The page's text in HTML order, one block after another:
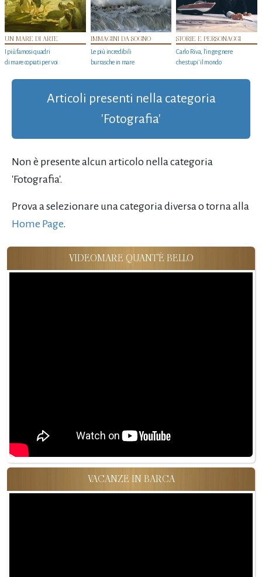
UN MARE DI ARTE
I più famosi quadri
di mare copiati per voi
IMMAGINI DA SOGNO
Le più incredibili
burrasche in mare
STORIE E PERSONAGGI
Carlo Riva, l’ingegnere
che stupi' il mondo
Articoli presenti nella categoria
'Fotografia'
Non è presente alcun articolo nella categoria
'Fotografia'.
Prova a selezionare una categoria diversa o torna alla
Home Page.
VIDEOMARE QUANT'È BELLO
VACANZE IN BARCA